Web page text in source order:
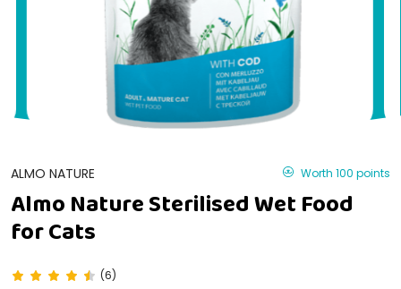
ALMO NATURE Worth 100 points
Almo Nature Sterilised Wet Food
for Cats
(6)